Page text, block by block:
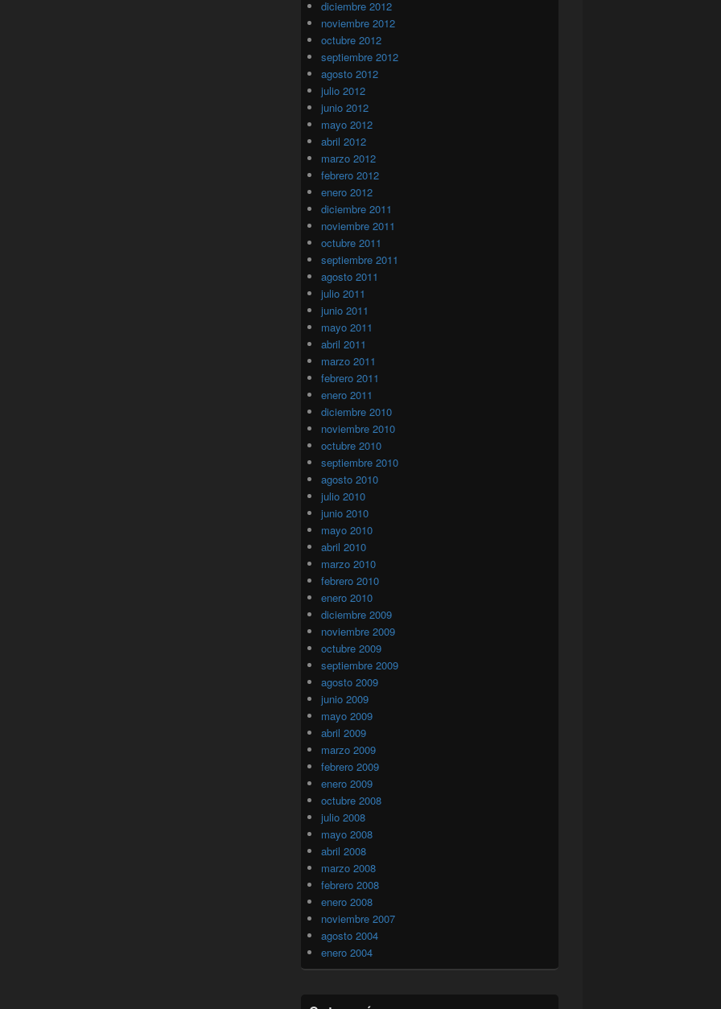
diciembre 2012
noviembre 2012
octubre 2012
septiembre 2012
agosto 2012
julio 2012
junio 2012
mayo 2012
abril 2012
marzo 2012
febrero 2012
enero 2012
diciembre 2011
noviembre 2011
octubre 2011
septiembre 2011
agosto 2011
julio 2011
junio 2011
mayo 2011
abril 2011
marzo 2011
febrero 2011
enero 2011
diciembre 2010
noviembre 2010
octubre 2010
septiembre 2010
agosto 2010
julio 2010
junio 2010
mayo 2010
abril 2010
marzo 2010
febrero 2010
enero 2010
diciembre 2009
noviembre 2009
octubre 2009
septiembre 2009
agosto 2009
junio 2009
mayo 2009
abril 2009
marzo 2009
febrero 2009
enero 2009
octubre 2008
julio 2008
mayo 2008
abril 2008
marzo 2008
febrero 2008
enero 2008
noviembre 2007
agosto 2004
enero 2004